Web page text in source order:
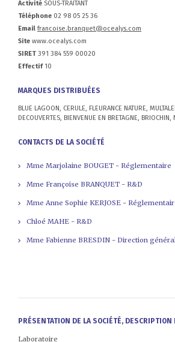
Activité SOUS-TRAITANT
Téléphone 02 98 05 25 36
Email francoise.branquet@ocealys.com
Site www.ocealys.com
SIRET 391 384 559 00020
Effectif10
MARQUES DISTRIBUÉES
BLUE LAGOON, CERULE, FLEURANCE NATURE,
DECOUVERTES, BIENVENUE EN BRETAGNE, BRIOCHIN,
CONTACTS DE LA SOCIÉTÉ
Mme Marjolaine BOUGET - Réglementaire
Mme Françoise BRANQUET - R&D
Mme Anne Sophie KERJOSE -
Chloé MAHE - R&D
Mme Fabienne BRESDIN - Direction
PRÉSENTATION DE LA SOCIÉTÉ, DESCRIPTION
Laboratoire